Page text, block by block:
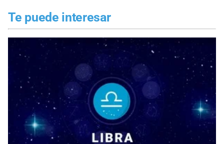
Te puede interesar